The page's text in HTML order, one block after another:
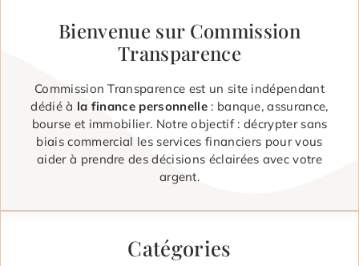
Bienvenue sur Commission
Transparence
Commission Transparence est un site indépendant
dédié à la finance personnelle: banque, assurance,
bourse et immobilier. Notre objectif : décrypter sans
biais commercial les services financiers pour vous
aider à prendre des décisions éclairées avec votre
argent.
Catégories